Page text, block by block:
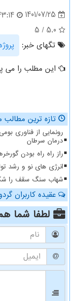
1401/07/25
5.0
/
5
تگهای خبر:
این مطلب را می
تازه ترین مطالب
رونمایی از فناوری
درمان سرطان
راز راه راه بودن
انرژی های نو و رشد
شهاب سنگ سقف را
عقیده کاربران
لطفا شما